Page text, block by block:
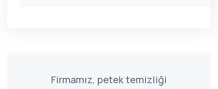
Firmamız, petek temizliği